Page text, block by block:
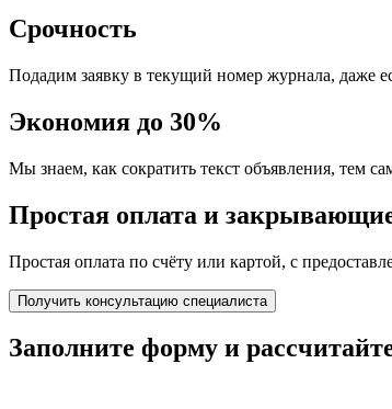
Срочность
Подадим заявку в текущий номер журнала, даже
Экономия до 30%
Мы знаем, как сократить текст объявления, тем
Простая оплата и
Простая оплата по счёту или картой, с
Получить консультацию специалиста
Заполните форму и